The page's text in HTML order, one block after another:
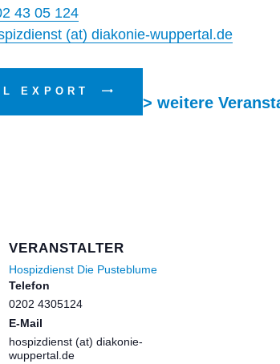
43 05 124
(at) diakonie-wuppertal.de
EXPORT
> weitere
VERANSTALTER
Hospizdienst Die Pusteblume
Telefon
0202 4305124
E-Mail
hospizdienst (at) diakonie-
wuppertal.de